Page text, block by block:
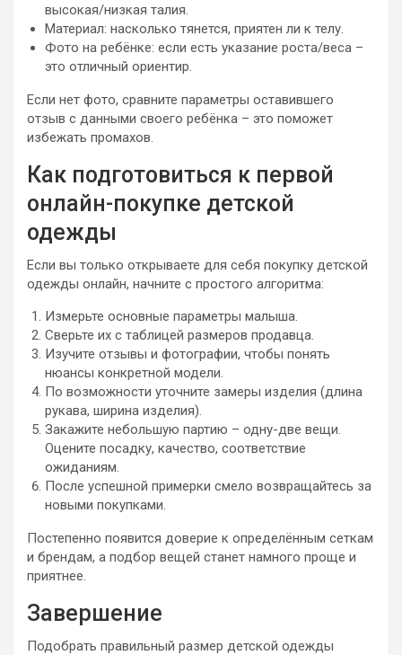
высокая/низкая талия.
Материал: насколько тянется, приятен ли к телу.
Фото на ребёнке: если есть указание роста/веса –
это отличный ориентир.
Если нет фото, сравните параметры оставившего
отзыв с данными своего ребёнка – это поможет
избежать промахов.
Как подготовиться к первой
онлайн-покупке детской
одежды
Если вы только открываете для себя покупку детской
одежды онлайн, начните с простого алгоритма:
Измерьте основные параметры малыша.
Сверьте их с таблицей размеров продавца.
Изучите отзывы и фотографии, чтобы понять
нюансы конкретной модели.
По возможности уточните замеры изделия (длина
рукава, ширина изделия).
Закажите небольшую партию – одну-две вещи.
Оцените посадку, качество, соответствие
ожиданиям.
После успешной примерки смело возвращайтесь за
новыми покупками.
Постепенно появится доверие к определённым сеткам
и брендам, а подбор вещей станет намного проще и
приятнее.
Завершение
Подобрать правильный размер детской одежды